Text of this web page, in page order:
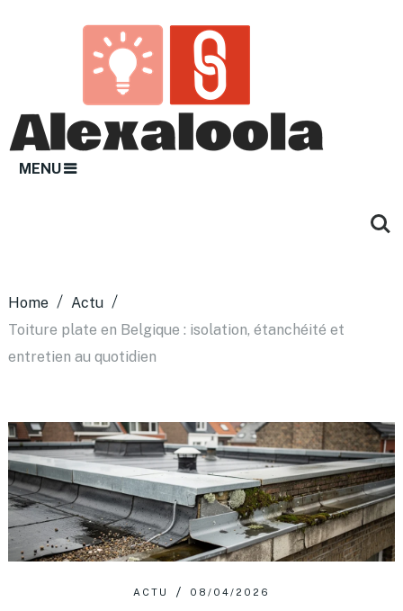
MENU
Home
Actu
Toiture plate en Belgique : isolation, étanchéité et
entretien au quotidien
ACTU 08/04/2026